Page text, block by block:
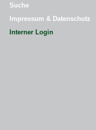
Suche
Impressum & Datenschutz
Interner Login